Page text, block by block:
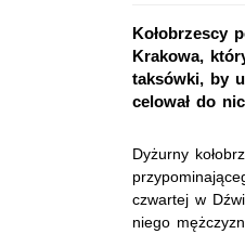
Kołobrzescy
Krakowa,
taksówki, by
celował do
Dyżurny
czwartej w
niego